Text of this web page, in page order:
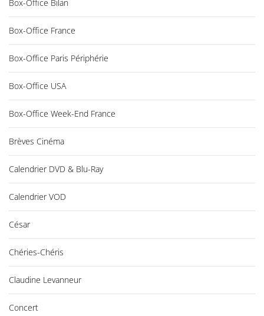
Box-Office Bilan
Box-Office France
Box-Office Paris Périphérie
Box-Office USA
Box-Office Week-End France
Brèves Cinéma
Calendrier DVD & Blu-Ray
Calendrier VOD
César
Chéries-Chéris
Claudine Levanneur
Concert